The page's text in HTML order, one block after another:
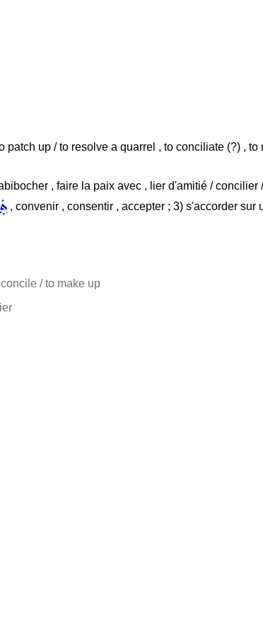
patch up / to resolve a quarrel , to conciliate (?) ,
, faire la paix avec , lier d'amitié /
, convenir , consentir , accepter ; 3) s'accorder
/ to make up